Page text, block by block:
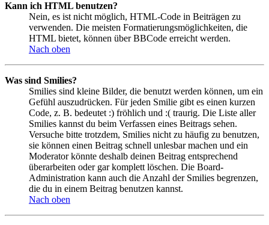
Kann ich HTML benutzen?
Nein, es ist nicht möglich, HTML-Code in Beiträgen zu
verwenden. Die meisten Formatierungsmöglichkeiten, die
HTML bietet, können über BBCode erreicht werden.
Nach oben
Was sind Smilies?
Smilies sind kleine Bilder, die benutzt werden können, um ein
Gefühl auszudrücken. Für jeden Smilie gibt es einen kurzen
Code, z. B. bedeutet :) fröhlich und :( traurig. Die Liste aller
Smilies kannst du beim Verfassen eines Beitrags sehen.
Versuche bitte trotzdem, Smilies nicht zu häufig zu benutzen,
sie können einen Beitrag schnell unlesbar machen und ein
Moderator könnte deshalb deinen Beitrag entsprechend
überarbeiten oder gar komplett löschen. Die Board-
Administration kann auch die Anzahl der Smilies begrenzen,
die du in einem Beitrag benutzen kannst.
Nach oben